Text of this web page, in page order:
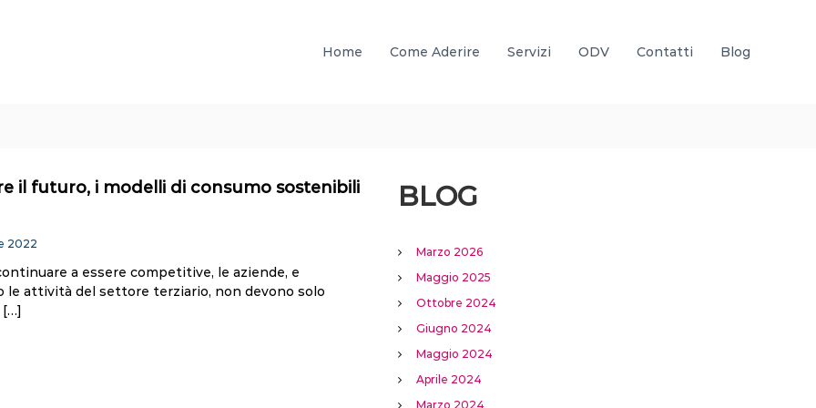
Home Come Aderire Servizi ODV Contatti Blog
il futuro, i modelli di consumo sostenibili
2022
a essere competitive, le aziende, e
attività del settore terziario, non devono solo
[…]
BLOG
Marzo 2026
Maggio 2025
Ottobre 2024
Giugno 2024
Maggio 2024
Aprile 2024
Marzo 2024